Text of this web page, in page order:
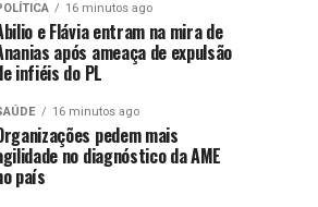
16 minutos ago
e Flávia entram na mira de
após ameaça de expulsão
infiéis do PL
16 minutos ago
pedem mais
no diagnóstico da AME
país